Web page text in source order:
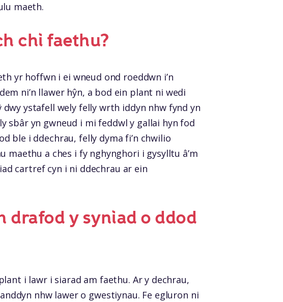
maeth.
chi faethu?
yr hoffwn i ei wneud ond roeddwn i’n
ni’n llawer hŷn, a bod ein plant ni wedi
ystafell wely felly wrth iddyn nhw fynd yn
sbâr yn gwneud i mi feddwl y gallai hyn fod
ble i ddechrau, felly dyma fi’n chwilio
maethu a ches i fy nghynghori i gysylltu â’m
cartref cyn i ni ddechrau ar ein
y syniad o ddod
i lawr i siarad am faethu. Ar y dechrau,
nhw lawer o gwestiynau. Fe egluron ni